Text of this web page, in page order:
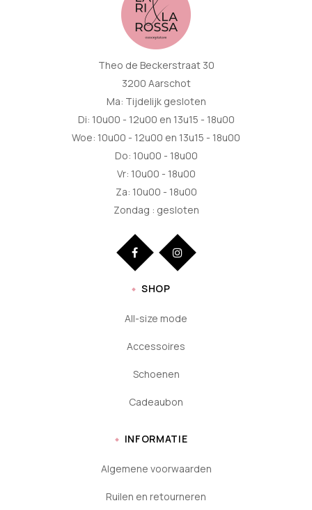
Theo de Beckerstraat 30
3200 Aarschot
Ma: Tijdelijk gesloten
Di: 10u00 - 12u00 en 13u15 - 18u00
Woe: 10u00 - 12u00 en 13u15 - 18u00
Do: 10u00 - 18u00
Vr: 10u00 - 18u00
Za: 10u00 - 18u00
Zondag : gesloten
SHOP
All-size mode
Accessoires
Schoenen
Cadeaubon
INFORMATIE
Algemene voorwaarden
Ruilen en retourneren